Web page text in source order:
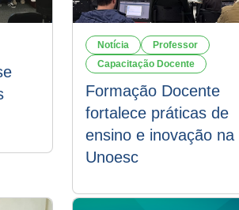
Notícia
Professor
Capacitação Docente
Formação Docente
fortalece práticas de
ensino e inovação na
Unoesc